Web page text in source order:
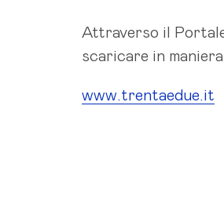
Attraverso il
scaricare in
www.trentaedue.it